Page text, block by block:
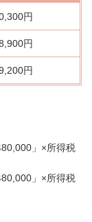
円
円
円
」×所得税
」×所得税